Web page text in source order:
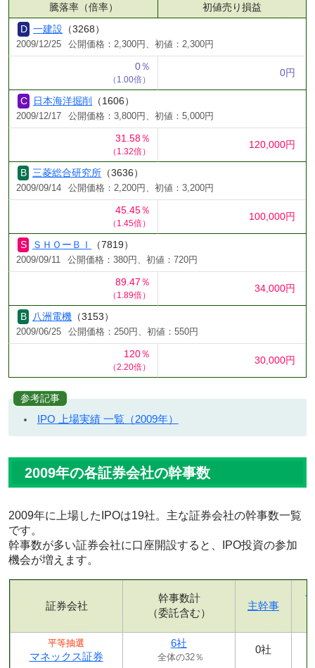
騰落率（倍率）
初値売り損益
一建設 （3268）
2009/12/25 公開価格：2,300円、初値：2,300円
0％
（1.00倍）
0円
日本海洋掘削 （1606）
2009/12/17 公開価格：3,800円、初値：5,000円
31.58％
（1.32倍）
120,000円
三菱総合研究所 （3636）
2009/09/14 公開価格：2,200円、初値：3,200円
45.45％
（1.45倍）
100,000円
ＳＨＯーＢＩ （7819）
2009/09/11 公開価格：380円、初値：720円
89.47％
（1.89倍）
34,000円
八洲電機 （3153）
2009/06/25 公開価格：250円、初値：550円
120％
（2.20倍）
30,000円
参考記事
IPO 上場実績 一覧（2009年）
2009年の各証券会社の幹事数
2009年に上場したIPOは19社。主な証券会社の幹事数一覧
です。
幹事数が多い証券会社に口座開設すると、IPO投資の参加
機会が増えます。
証券会社
幹事数計
（委託含む）
主幹事
平等抽選
マネックス証券
6社
全体の32％
0社